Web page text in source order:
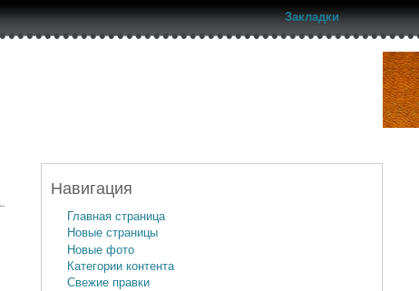
Закладки
Навигация
Главная страница
Новые страницы
Новые фото
Категории контента
Свежие правки